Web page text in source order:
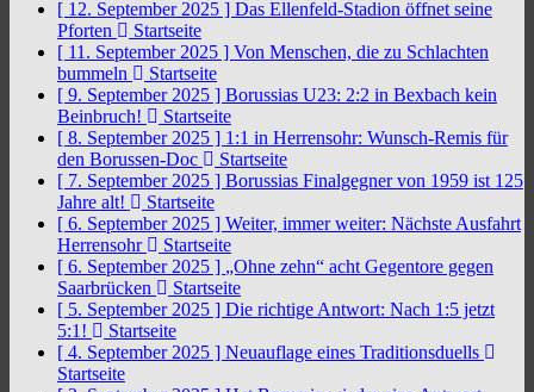
[ 12. September 2025 ] Das Ellenfeld-Stadion öffnet seine
Pforten
Startseite
[ 11. September 2025 ] Von Menschen, die zu Schlachten
bummeln
Startseite
[ 9. September 2025 ] Borussias U23: 2:2 in Bexbach kein
Beinbruch!
Startseite
[ 8. September 2025 ] 1:1 in Herrensohr: Wunsch-Remis für
den Borussen-Doc
Startseite
[ 7. September 2025 ] Borussias Finalgegner von 1959 ist 125
Jahre alt!
Startseite
[ 6. September 2025 ] Weiter, immer weiter: Nächste Ausfahrt
Herrensohr
Startseite
[ 6. September 2025 ] „Ohne zehn“ acht Gegentore gegen
Saarbrücken
Startseite
[ 5. September 2025 ] Die richtige Antwort: Nach 1:5 jetzt
5:1!
Startseite
[ 4. September 2025 ] Neuauflage eines Traditionsduells
Startseite